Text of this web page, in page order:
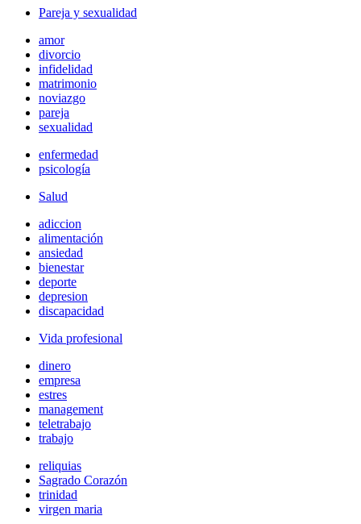
Pareja y sexualidad
amor
divorcio
infidelidad
matrimonio
noviazgo
pareja
sexualidad
enfermedad
psicología
Salud
adiccion
alimentación
ansiedad
bienestar
deporte
depresion
discapacidad
Vida profesional
dinero
empresa
estres
management
teletrabajo
trabajo
reliquias
Sagrado Corazón
trinidad
virgen maria